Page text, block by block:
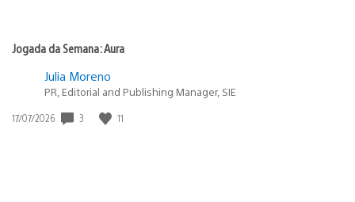
Jogada da Semana: Aura
Julia Moreno
PR, Editorial and Publishing Manager, SIE
Data
17/07/2026 3 11